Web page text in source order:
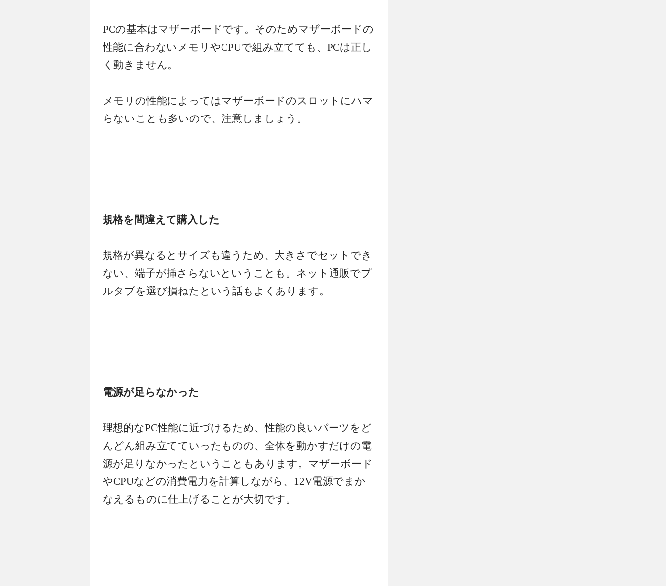
PCの基本はマザーボードです。そのためマザーボードの
性能に合わないメモリやCPUで組み立てても、PCは正し
く動きません。
メモリの性能によってはマザーボードのスロットにハマ
らないことも多いので、注意しましょう。
規格を間違えて購入した
規格が異なるとサイズも違うため、大きさでセットでき
ない、端子が挿さらないということも。ネット通販でプ
ルタブを選び損ねたという話もよくあります。
電源が足らなかった
理想的なPC性能に近づけるため、性能の良いパーツをど
んどん組み立てていったものの、全体を動かすだけの電
源が足りなかったということもあります。マザーボード
やCPUなどの消費電力を計算しながら、12V電源でまか
なえるものに仕上げることが大切です。